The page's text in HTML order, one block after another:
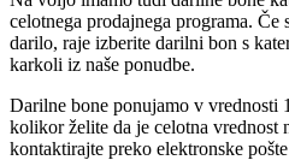
celotnega prodajnega programa.
darilo, raje izberite darilni bon s
karkoli iz naše ponudbe.
Darilne bone ponujamo v vrednosti
kolikor želite da je celotna vrednost
kontaktirajte preko elektronske